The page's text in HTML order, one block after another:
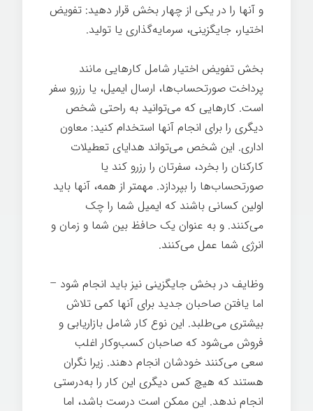
و آنها را در یکی از چهار بخش قرار دهید: تفویض
اختیار، جایگزینی، سرمایه‌گذاری یا تولید.
بخش تفویض اختیار شامل کارهایی مانند
پرداخت صورتحساب‌ها، ارسال ایمیل، یا رزرو سفر
است. کارهایی که می‌توانید به راحتی شخص
دیگری را برای انجام آنها استخدام کنید:‌ معاون
اداری. این شخص می‌تواند هدایای تعطیلات
کارکنان را بخرد، سفرتان را رزرو کند یا
صورتحساب‌ها را بپردازد. مهمتر از همه، آنها باید
اولین کسانی باشند که ایمیل شما را چک
می‌کنند. و به عنوان یک حافظ بین شما و زمان و
انرژی شما عمل می‌کنند.
وظایف در بخش جایگزینی نیز باید انجام شود –
اما یافتن صاحبان جدید برای آنها کمی تلاش
بیشتری می‌طلبد. این نوع کار شامل بازاریابی و
فروش می‌شود که صاحبان کسب‌وکار اغلب
سعی می‌کنند خودشان انجام دهند. زیرا نگران
هستند که هیچ کس دیگری این کار را به‌درستی
انجام ندهد. این ممکن است درست باشد، اما